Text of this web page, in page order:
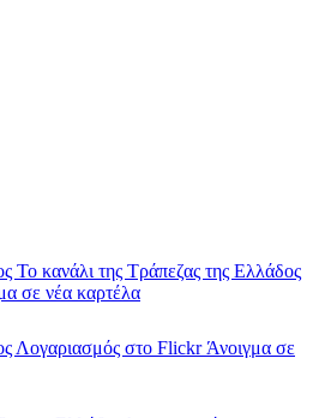
Το κανάλι της Τράπεζας της Ελλάδος
σε νέα καρτέλα
Λογαριασμός στο FlickrΆνοιγμα σε